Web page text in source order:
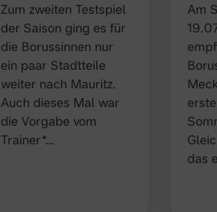
der Saison ging es für
die Borussinnen nur
ein paar Stadtteile
weiter nach Mauritz.
Auch dieses Mal war
die Vorgabe vom
Trainer*…
Am
die
2
der